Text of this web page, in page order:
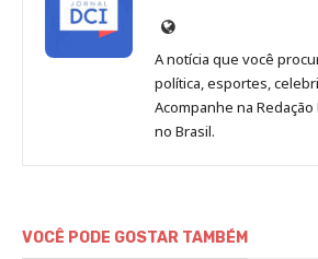
Site
de
Redação
Jornal
DCI
A notícia que você
política, esportes,
Acompanhe na
no Brasil.
VOCÊ PODE GOSTAR TAMBÉM